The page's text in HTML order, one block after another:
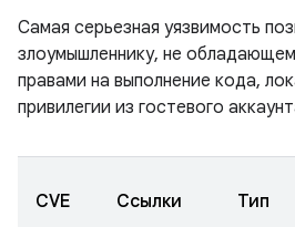
Самая серьезная уязвимость
злоумышленнику, не
правами на выполнение кода,
привилегии из гостевого
CVE Ссылки Тип